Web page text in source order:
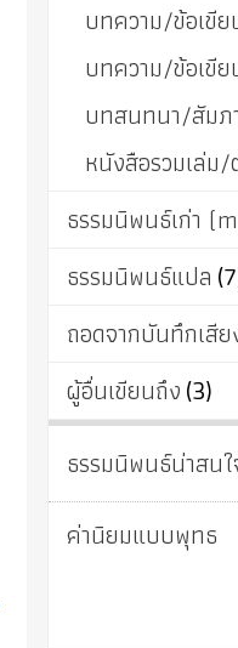
บทความ/ข้อเขีย
บทความ/ข้อเขี
บทสนทนา/สัม
หนังสือรวมเล่ม
ธรรมนิพนธ์เก่า
ธรรมนิพนธ์แปล
ถอดจากบันทึกเสีย
ผู้อื่นเขียนถึง(3)
ธรรมนิพนธ์น่าสน
ค่านิยมแบบพุทธ